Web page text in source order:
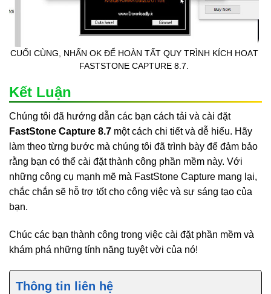
CUỐI CÙNG, NHẤN OK ĐỂ HOÀN TẤT QUY TRÌNH KÍCH HOẠT
FASTSTONE CAPTURE 8.7.
Kết Luận
Chúng tôi đã hướng dẫn các bạn cách tải và cài đặt
FastStone Capture 8.7 một cách chi tiết và dễ hiểu. Hãy
làm theo từng bước mà chúng tôi đã trình bày để đảm bảo
rằng bạn có thể cài đặt thành công phần mềm này. Với
những công cụ mạnh mẽ mà FastStone Capture mang lại,
chắc chắn sẽ hỗ trợ tốt cho công việc và sự sáng tạo của
bạn.
Chúc các bạn thành công trong việc cài đặt phần mềm và
khám phá những tính năng tuyệt vời của nó!
Thông tin liên hệ